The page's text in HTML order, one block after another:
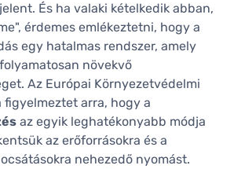
És ha valaki kételkedik abban,
érdemes emlékeztetni, hogy a
egy hatalmas rendszer, amely
növekvő
Az Európai Környezetvédelmi
figyelmeztet arra, hogy a
az egyik leghatékonyabb módja
az erőforrásokra és a
nehezedő nyomást.